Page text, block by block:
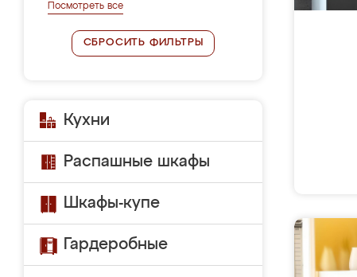
Посмотреть все
СБРОСИТЬ ФИЛЬТРЫ
Кухни
Распашные шкафы
Шкафы-купе
Гардеробные